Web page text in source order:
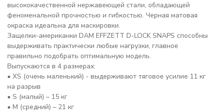
высококачественной нержавеющей стали, обладающей
феноменальной прочностью и гибкостью. Черная матовая
окраска идеальна для маскировки.
Защелки-американки DAM EFFZETT D-LOCK SNAPS способны
выдерживать практически любые нагрузки, главное
правильно подобрать оптимальную модель.
Выпускаются в 4 размерах:
• XS (очень маленький) - выдерживают тяговое усилие 11 кг
на разрыв
• S (малый) – 15 кг
• M (средний) – 21 кг